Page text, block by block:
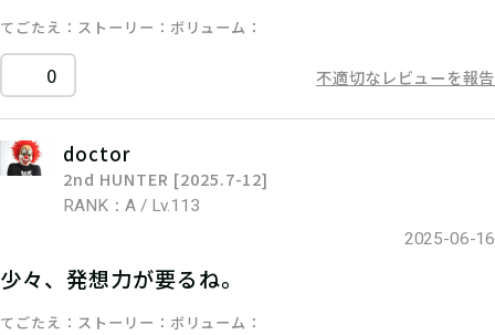
てごたえ ストーリー ボリューム
0 不適切なレビューを報告
doctor
2nd HUNTER [2025.7-12]
RANK：A / Lv.113
2025-06-16
少々、発想力が要るね。
てごたえ ストーリー ボリューム